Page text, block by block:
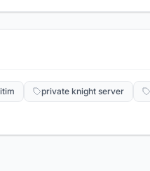
private knight server